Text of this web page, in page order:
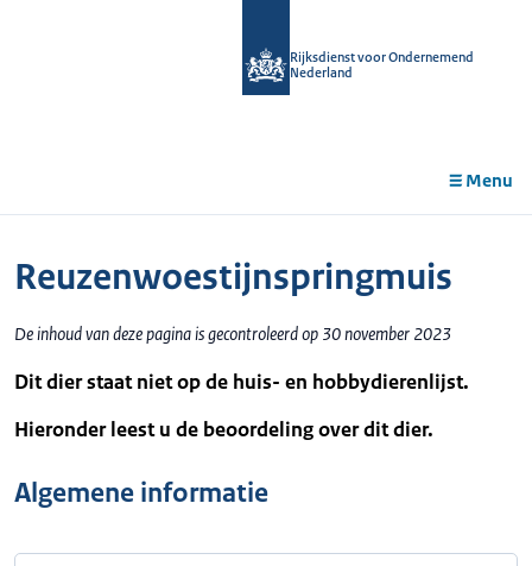
Rijksdienst voor Ondernemend
Nederland
Menu
Reuzenwoestijnspringmuis
De inhoud van deze pagina is gecontroleerd op 30 november 2023
Dit dier staat niet op de huis- en hobbydierenlijst.
Hieronder leest u de beoordeling over dit dier.
Algemene informatie